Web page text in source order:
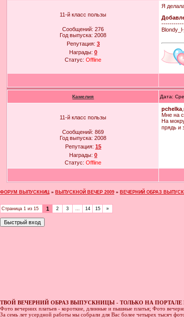
11-й класс пользы
Сообщений:276
Год выпуска:2008
Репутация: 3
Награды: 0
Статус:Offline
Я
Камелия Дата:
11-й класс пользы
Сообщений:869
Год выпуска:2008
Репутация: 15
Награды: 0
Статус:Offline
pchelka
Мне на
На
прядь и
ФОРУМ ВЫПУСКНИЦ » ВЫПУСКНОЙ ВЕЧЕР 2009 » ВЕЧЕРНИЙ ОБРАЗ
Страница 1 из 15 1 2 3 … 14 15 »
ТВОЙ ВЕЧЕРНИЙ ОБРАЗ ВЫПУСКНИЦЫ - ТОЛЬКО НА ПОРТАЛЕ
Фото вечерних платьев - короткие, длинные и пышные платья; Фото
За семь лет усердной работы мы собрали для Вас более четырех тысяч